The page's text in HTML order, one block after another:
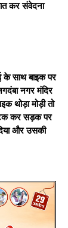
कर संवेदना
के साथ बाइक पर
नगर मंदिर
थोड़ा मोड़ी तो
कर सड़क पर
और उसकी